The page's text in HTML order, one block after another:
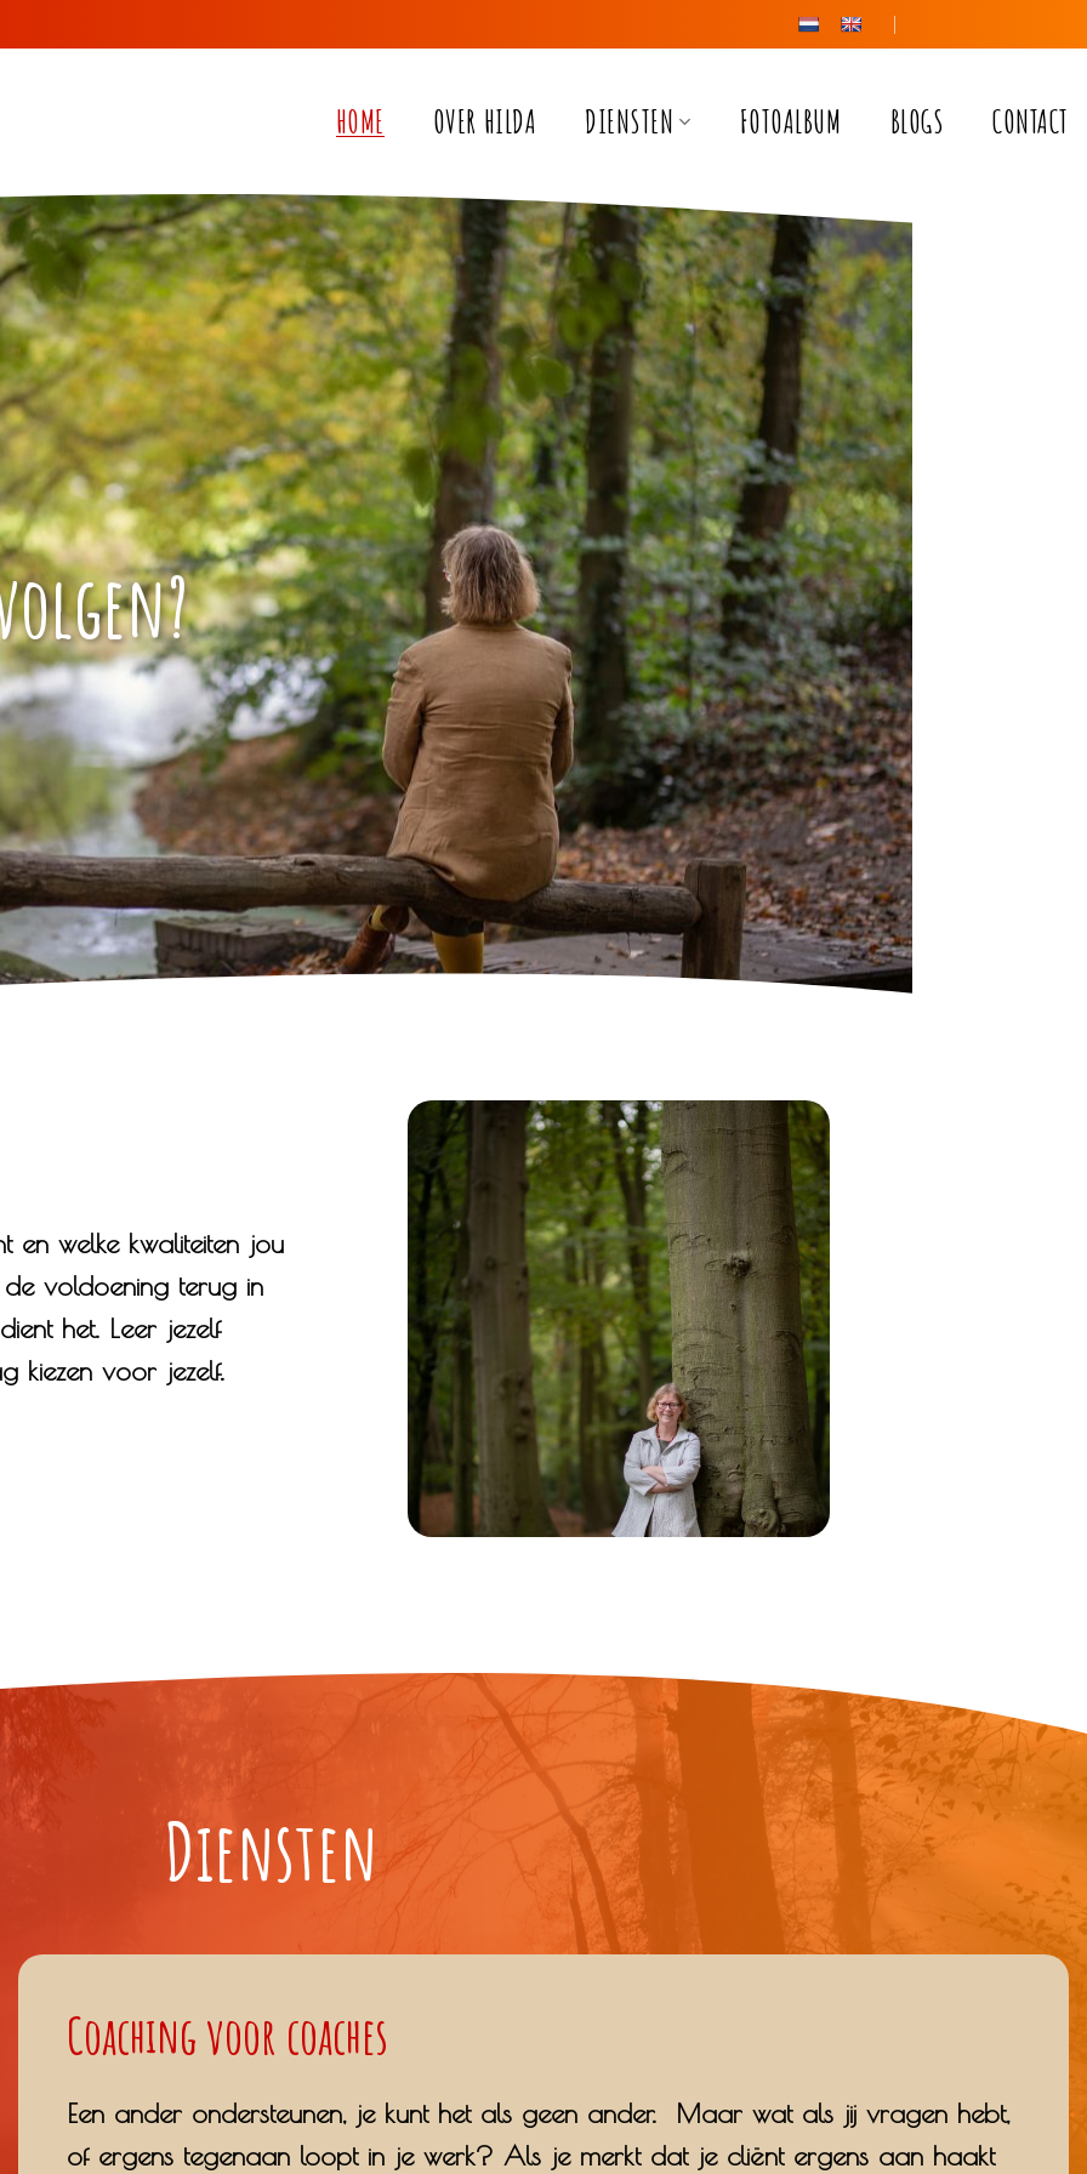
HOME OVER HILDA DIENSTEN FOTOALBUM BLOGS CONTACT
en welke kwaliteiten jou
voldoening terug in
het. Leer jezelf
kiezen voor jezelf.
Diensten
Coaching voor coaches
Een ander ondersteunen, je kunt het als geen ander. Maar wat als jij vragen hebt,
of ergens tegenaan loopt in je werk? Als je merkt dat je cliënt ergens aan haakt